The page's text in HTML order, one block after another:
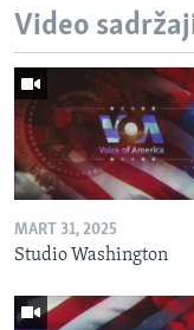
Video
MART 31, 2025
Studio Washington